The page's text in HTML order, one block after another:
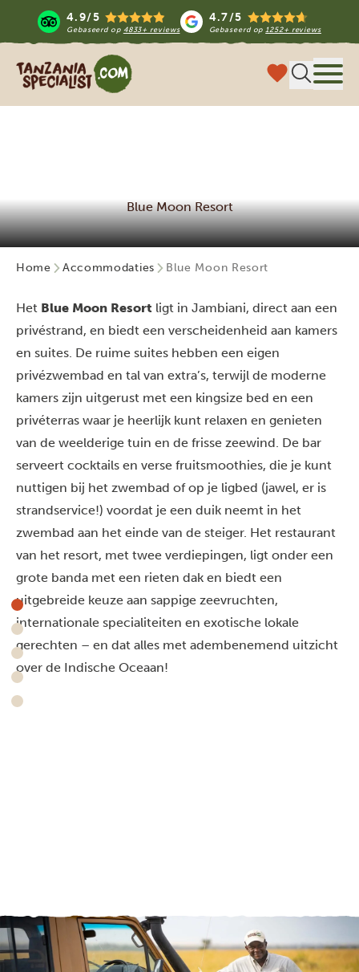
4.9/5
Gebaseerd op 4833+ reviews
4.7/5
Gebaseerd op1252+ reviews
Tanzania Specialist
Blue Moon Resort
Home Accommodaties Blue Moon Resort
Het Blue Moon Resort ligt in Jambiani, direct aan een
privéstrand, en biedt een verscheidenheid aan kamers
en suites. De ruime suites hebben een eigen
privézwembad en tal van extra’s, terwijl de moderne
kamers zijn uitgerust met een kingsize bed en een
privéterras waar je heerlijk kunt relaxen en genieten
van de weelderige tuin en de frisse zeewind. De bar
serveert cocktails en verse fruitsmoothies, die je kunt
nuttigen bij het zwembad of op je ligbed (jawel, er is
strandservice!) voordat je een duik neemt in het
zwembad aan het einde van de steiger. Het restaurant
van het resort, met twee verdiepingen, ligt onder een
grote banda met een rieten dak en biedt een
uitgebreide keuze aan sappige zeevruchten,
internationale specialiteiten en exotische lokale
gerechten – en dat alles met adembenemend uitzicht
over de Indische Oceaan!